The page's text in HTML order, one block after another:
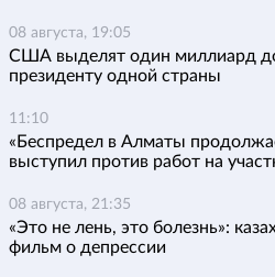
08 августа, 19:05
США выделят один миллиард
президенту одной страны
11:10
«Беспредел в Алматы
выступил против работ на
08 августа, 21:35
«Это не лень, это болезнь»:
фильм о депрессии